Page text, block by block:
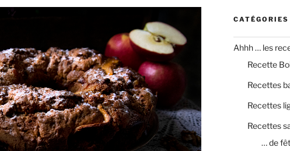
CATÉGORIES
Ahhh … les
Recette
Recettes
Recettes
Recettes
… de